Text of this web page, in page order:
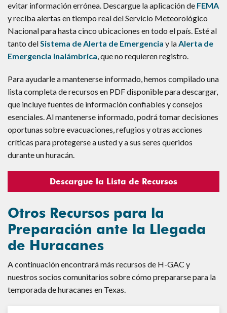
evitar información errónea. Descargue la aplicación de FEMA
y reciba alertas en tiempo real del Servicio Meteorológico
Nacional para hasta cinco ubicaciones en todo el país. Esté al
tanto delSistema de Alerta de Emergencia y laAlerta de
Emergencia Inalámbrica, que no requieren registro.
Para ayudarle a mantenerse informado, hemos compilado una
lista completa de recursos en PDF disponible para descargar,
que incluye fuentes de información confiables y consejos
esenciales. Al mantenerse informado, podrá tomar decisiones
oportunas sobre evacuaciones, refugios y otras acciones
críticas para protegerse a usted y a sus seres queridos
durante un huracán.
Descargue la Lista de Recursos
Otros Recursos para la
Preparación ante la Llegada
de Huracanes
A continuación encontrará más recursos de H-GAC y
nuestros socios comunitarios sobre cómo prepararse para la
temporada de huracanes en Texas.